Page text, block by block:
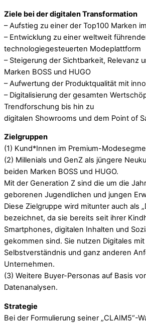
Ziele bei der digitalen Transformation
– Aufstieg zu einer der Top100 Marken
– Entwicklung zu einer weltweit
technologiegesteuerten Modeplattform
– Steigerung der Sichtbarkeit, Relevanz
Marken BOSS und HUGO
– Aufwertung der Produktqualität mit
– Digitalisierung der gesamten
Trendforschung bis hin zu
digitalen Showrooms und dem Point of
Zielgruppen
(1) Kund*Innen im Premium-
(2) Millenials und GenZ als jüngere
beiden Marken BOSS und HUGO.
Mit der Generation Z sind die um die
geborenen Jugendlichen und jungen
Diese Zielgruppe wird mitunter auch als
bezeichnet, da sie bereits seit ihrer
Smartphones, digitalen Inhalten und
gekommen sind. Sie nutzen Digitales
Selbstverständnis und ganz anderen
Unternehmen.
(3) Weitere Buyer-Personas auf Basis
Datenanalysen.
Strategie
Bei der Formulierung seiner „CLAIM5“-